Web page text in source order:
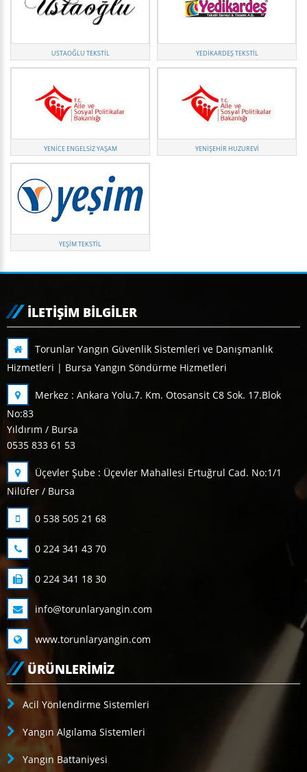
USTAOĞLU TEKSTIL YEDIKARDEŞ TEKSTIL
YENICE ENGELSIZ YAŞAM YENIŞEHIR HUZUREVI
YEŞIM TEKSTIL
İLETIŞIM BILGILER
Torunlar Yangın Güvenlik Sistemleri ve Danışmanlık
Hizmetleri | Bursa Yangın Söndürme Hizmetleri
Merkez : Ankara Yolu.7. Km. Otosansit C8 Sok. 17.Blok
No:83
Yıldırım / Bursa
0535 833 61 53
Üçevler Şube : Üçevler Mahallesi Ertuğrul Cad. No:1/1
Nilüfer / Bursa
0 538 505 21 68
0 224 341 43 70
0 224 341 18 30
info@torunlaryangin.com
www.torunlaryangin.com
ÜRÜNLERIMIZ
Acil Yönlendirme Sistemleri
Yangın Algılama Sistemleri
Yangın Battaniyesi